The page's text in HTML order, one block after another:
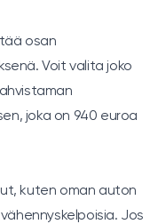
osan
Voit valita joko
joka on 940 euroa
kuten oman auton
Jos